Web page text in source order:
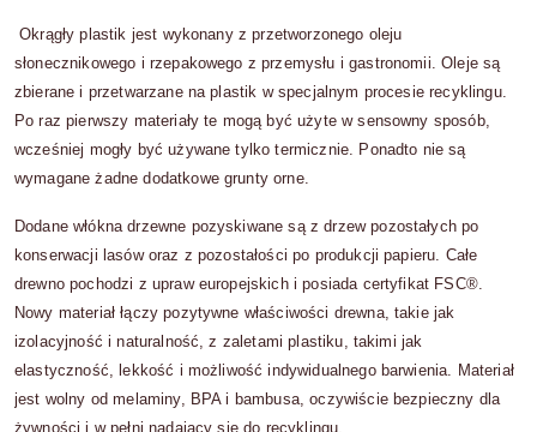
Okrągły plastik jest wykonany z przetworzonego oleju
słonecznikowego i rzepakowego z przemysłu i gastronomii. Oleje są
zbierane i przetwarzane na plastik w specjalnym procesie recyklingu.
Po raz pierwszy materiały te mogą być użyte w sensowny sposób,
wcześniej mogły być używane tylko termicznie. Ponadto nie są
wymagane żadne dodatkowe grunty orne.
Dodane włókna drzewne pozyskiwane są z drzew pozostałych po
konserwacji lasów oraz z pozostałości po produkcji papieru. Całe
drewno pochodzi z upraw europejskich i posiada certyfikat FSC®.
Nowy materiał łączy pozytywne właściwości drewna, takie jak
izolacyjność i naturalność, z zaletami plastiku, takimi jak
elastyczność, lekkość i możliwość indywidualnego barwienia. Materiał
jest wolny od melaminy, BPA i bambusa, oczywiście bezpieczny dla
żywności i w pełni nadający się do recyklingu.